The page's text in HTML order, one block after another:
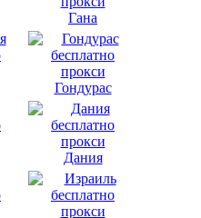
Гана
Гондурас
Дания